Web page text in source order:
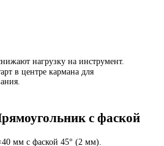
нагрузку на инструмент.
в центре кармана для
с фаской
мм с фаской 45° (2 мм).